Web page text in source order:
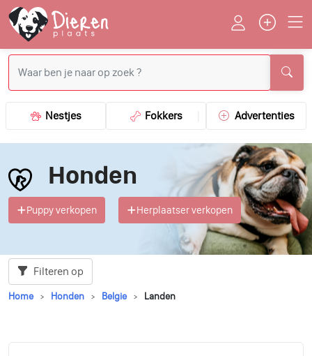
Nestjes Fokkers Advertenties
Honden
Puppy verkopen Herplaatser verkopen
Filteren op
Home Honden Belgie Landen